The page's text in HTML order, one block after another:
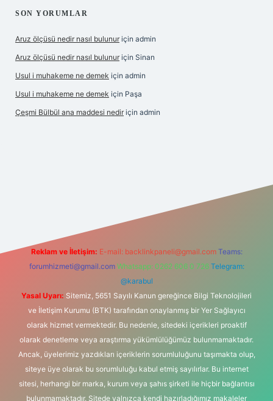
SON YORUMLAR
Aruz ölçüsü nedir nasıl bulunur için admin
Aruz ölçüsü nedir nasıl bulunur için Sinan
Usul i muhakeme ne demek için admin
Usul i muhakeme ne demek için Paşa
Çeşmi Bülbül ana maddesi nedir için admin
Reklam ve İletişim: E-mail: backlinkpaneli@gmail.com Teams:
forumhizmeti@gmail.com Whatsapp: 0262 606 0 726 Telegram:
@karabul
Yasal Uyarı: Sitemiz, 5651 Sayılı Kanun gereğince Bilgi Teknolojileri
ve İletişim Kurumu (BTK) tarafından onaylanmış bir Yer Sağlayıcı
olarak hizmet vermektedir. Bu nedenle, sitedeki içerikleri proaktif
olarak denetleme veya araştırma yükümlülüğümüz bulunmamaktadır.
Ancak, üyelerimiz yazdıkları içeriklerin sorumluluğunu taşımakta olup,
siteye üye olarak bu sorumluluğu kabul etmiş sayılırlar. Bu internet
sitesi, herhangi bir marka, kurum veya şahıs şirketi ile hiçbir bağlantısı
bulunmamaktadır. Sitede yalnızca kendi hazırladığımız makaleler